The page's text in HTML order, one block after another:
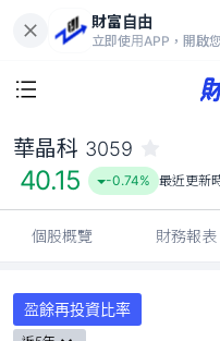
財富自由
立即使用APP，開啟
40.15
華晶科 3059
40.15 -0.74% 最近更新
個股概覽 財務報表
盈餘再投資比率